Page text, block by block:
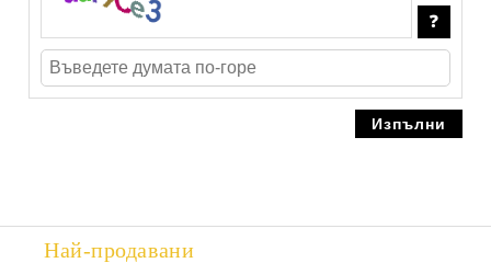
Най-продавани